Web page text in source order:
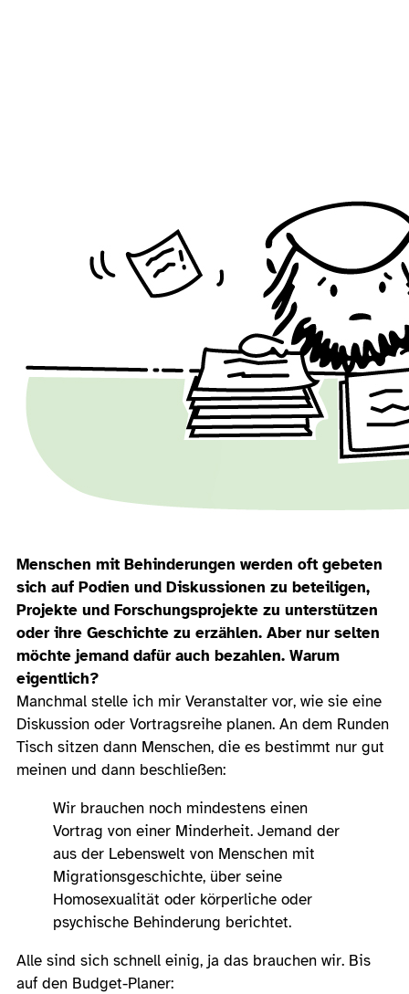
Menschen mit Behinderungen werden oft gebeten
sich auf Podien und Diskussionen zu beteiligen,
Projekte und Forschungsprojekte zu unterstützen
oder ihre Geschichte zu erzählen. Aber nur selten
möchte jemand dafür auch bezahlen. Warum
eigentlich?
Manchmal stelle ich mir Veranstalter vor, wie sie eine
Diskussion oder Vortragsreihe planen. An dem Runden
Tisch sitzen dann Menschen, die es bestimmt nur gut
meinen und dann beschließen:
Wir brauchen noch mindestens einen
Vortrag von einer Minderheit. Jemand der
aus der Lebenswelt von Menschen mit
Migrationsgeschichte, über seine
Homosexualität oder körperliche oder
psychische Behinderung berichtet.
Alle sind sich schnell einig, ja das brauchen wir. Bis
auf den Budget-Planer: